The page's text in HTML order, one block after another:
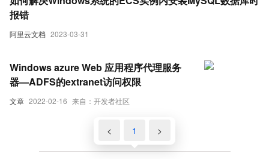
阿里云文档 2023-03-31
报错
文章 2022-02-16 来自：开发者社区
Windows azure Web 应用程序代理服务
器—ADFS的extranet访问权限
< 1 >